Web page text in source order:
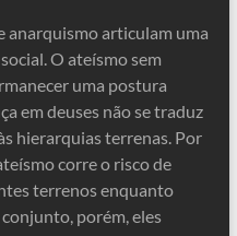
anarquismo articulam uma
O ateísmo sem
uma postura
em deuses não se traduz
hierarquias terrenas. Por
corre o risco de
terrenos enquanto
porém, eles